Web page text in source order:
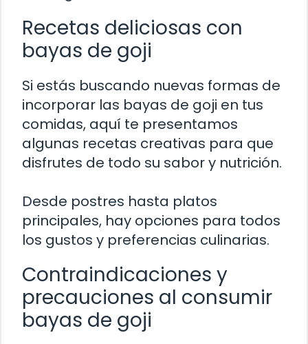
Recetas deliciosas con
bayas de goji
Si estás buscando nuevas formas de
incorporar las bayas de goji en tus
comidas, aquí te presentamos
algunas recetas creativas para que
disfrutes de todo su sabor y nutrición.
Desde postres hasta platos
principales, hay opciones para todos
los gustos y preferencias culinarias.
Contraindicaciones y
precauciones al consumir
bayas de goji